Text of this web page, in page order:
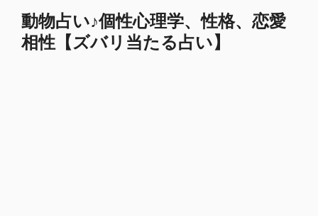
動物占い♪個性心理学、性格、恋愛
相性【ズバリ当たる占い】